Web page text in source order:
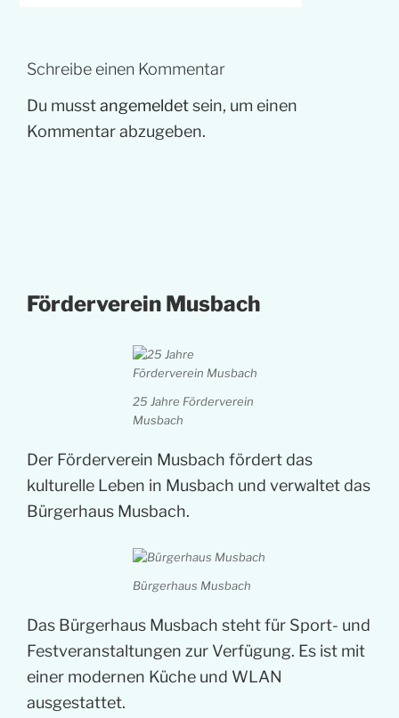
Schreibe einen Kommentar
Du musstangemeldetsein, um einen
Kommentar abzugeben.
Förderverein Musbach
25 Jahre Förderverein
Musbach
Der Förderverein Musbach fördert das
kulturelle Leben in Musbach und verwaltet das
Bürgerhaus Musbach.
Bürgerhaus Musbach
Das Bürgerhaus Musbach steht für Sport- und
Festveranstaltungen zur Verfügung. Es ist mit
einer modernen Küche und WLAN
ausgestattet.